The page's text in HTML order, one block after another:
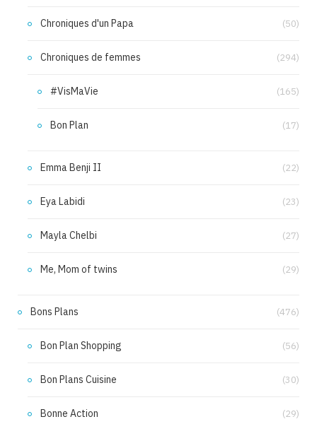
Chroniques d'un Papa (50)
Chroniques de femmes (294)
#VisMaVie (165)
Bon Plan (17)
Emma Benji II (22)
Eya Labidi (23)
Mayla Chelbi (27)
Me, Mom of twins (29)
Bons Plans (476)
Bon Plan Shopping (56)
Bon Plans Cuisine (30)
Bonne Action (29)